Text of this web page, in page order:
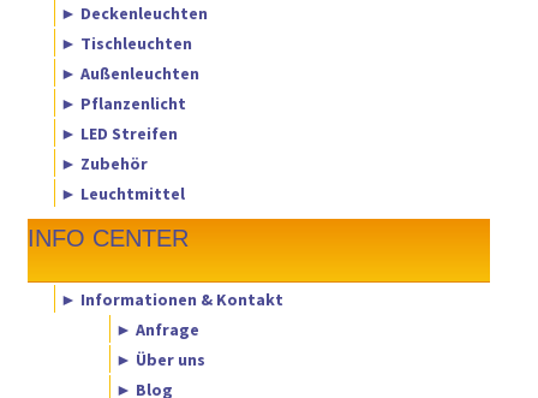
► Deckenleuchten
► Tischleuchten
► Außenleuchten
► Pflanzenlicht
► LED Streifen
► Zubehör
► Leuchtmittel
INFO CENTER
► Informationen & Kontakt
► Anfrage
► Über uns
► Blog